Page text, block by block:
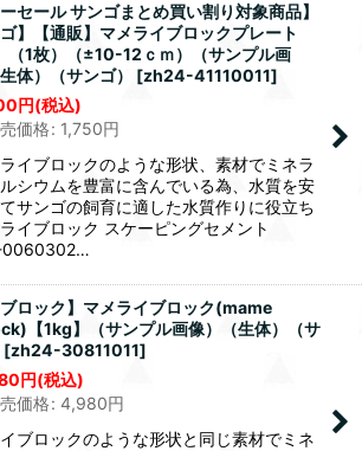
ーセール サンゴまとめ買い割り対象商品】
ゴ】【通販】マメライブロックプレート
（1枚）（±10-12ｃｍ）（サンプル画
体）（サンゴ）
[zh24-41110011]
円(税込)
価格: 1,750円
イブロックのような形状、素材でミネラ
シウムを豊富に含んでいる為、水質を安
サンゴの飼育に適した水質作りに役立ち
イブロック スケーピングセメント
ブロック】マメライブロック(mame
【1kg】（サンプル画像）（生体）（サ
[zh24-30811011]
円(税込)
価格: 4,980円
ブロックのような形状と同じ素材でミネ